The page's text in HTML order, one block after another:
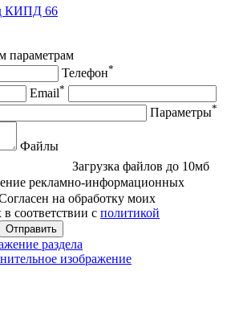
КИПД 66
параметрам
Телефон*
Email*
Параметры*
Файлы
Загрузка файлов до 10мб
рекламно-информационных
на обработку моих
соответствии с политикой
Отправить